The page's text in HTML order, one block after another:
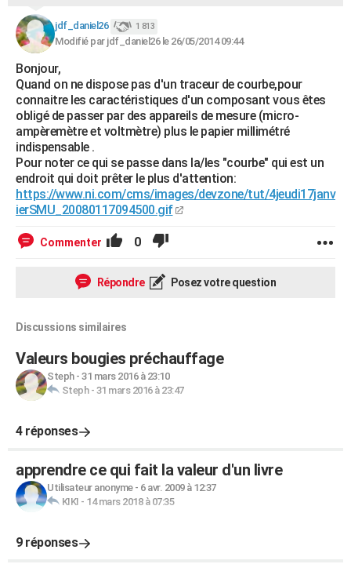
jdf_daniel26 1 813
Modifié par jdf_daniel26 le 26/05/2014 09:44
Bonjour,
Quand on ne dispose pas d'un traceur de courbe,pour
connaitre les caractéristiques d'un composant vous êtes
obligé de passer par des appareils de mesure (micro-
ampèremètre et voltmètre) plus le papier millimétré
indispensable .
Pour noter ce qui se passe dans la/les "courbe" qui est un
endroit qui doit prêter le plus d'attention:
https://www.ni.com/cms/images/devzone/tut/4jeudi17janv
ierSMU_20080117094500.gif
Commenter 0
Répondre Posez votre question
Discussions similaires
Valeurs bougies préchauffage
Steph- 31 mars 2016 à 23:10
Steph- 31 mars 2016 à 23:47
4 réponses
apprendre ce qui fait la valeur d'un livre
Utilisateur anonyme- 6 avr. 2009 à 12:37
KIKI - 14 mars 2018 à 07:35
9 réponses